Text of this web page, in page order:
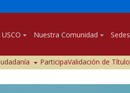
Nuestra Comunidad Sedes
ParticipaValidación de Título